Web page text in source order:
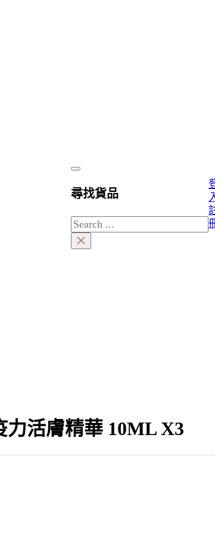
尋找貨品
Search
×
活膚精華 10ML X3